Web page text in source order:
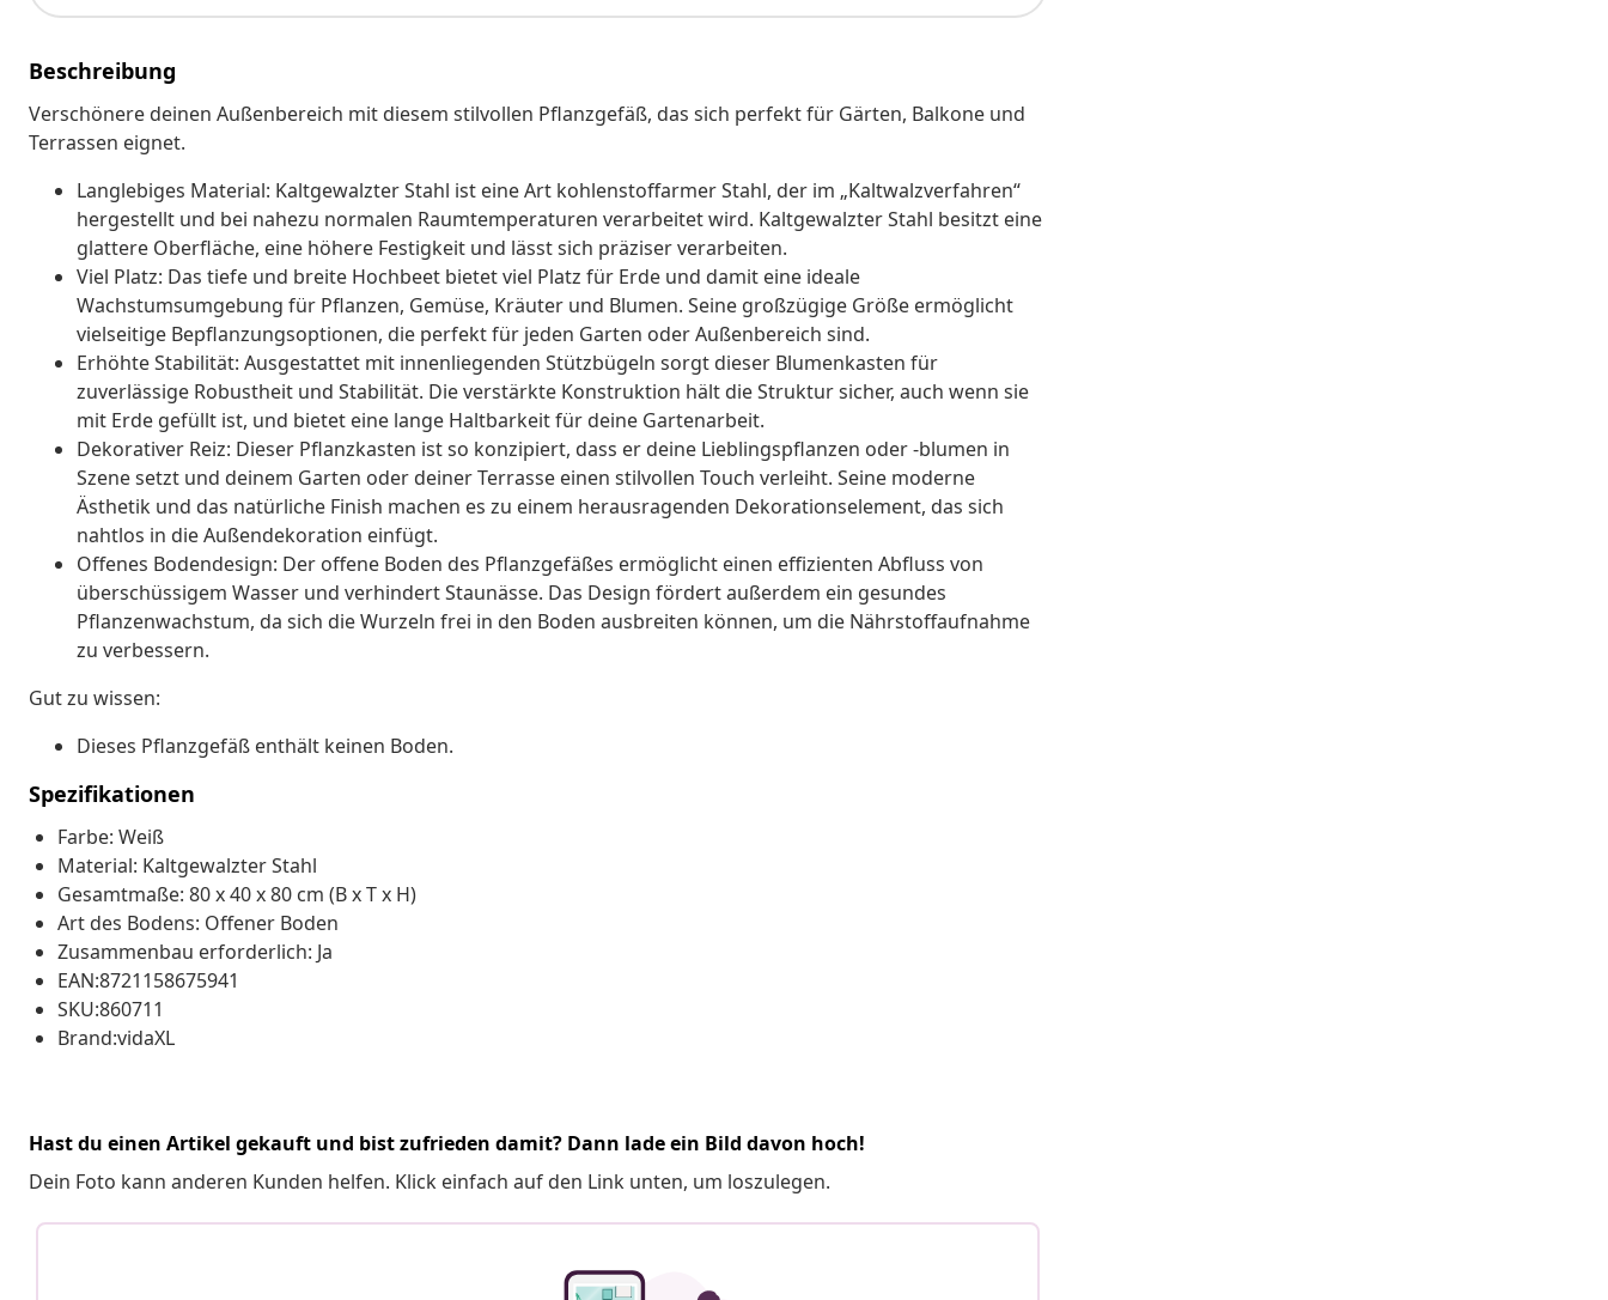
Beschreibung
Verschönere deinen Außenbereich mit diesem stilvollen Pflanzgefäß, das sich perfekt für Gärten, Balkone und
Terrassen eignet.
Langlebiges Material: Kaltgewalzter Stahl ist eine Art kohlenstoffarmer Stahl, der im „Kaltwalzverfahren“
hergestellt und bei nahezu normalen Raumtemperaturen verarbeitet wird. Kaltgewalzter Stahl besitzt eine
glattere Oberfläche, eine höhere Festigkeit und lässt sich präziser verarbeiten.
Viel Platz: Das tiefe und breite Hochbeet bietet viel Platz für Erde und damit eine ideale
Wachstumsumgebung für Pflanzen, Gemüse, Kräuter und Blumen. Seine großzügige Größe ermöglicht
vielseitige Bepflanzungsoptionen, die perfekt für jeden Garten oder Außenbereich sind.
Erhöhte Stabilität: Ausgestattet mit innenliegenden Stützbügeln sorgt dieser Blumenkasten für
zuverlässige Robustheit und Stabilität. Die verstärkte Konstruktion hält die Struktur sicher, auch wenn sie
mit Erde gefüllt ist, und bietet eine lange Haltbarkeit für deine Gartenarbeit.
Dekorativer Reiz: Dieser Pflanzkasten ist so konzipiert, dass er deine Lieblingspflanzen oder -blumen in
Szene setzt und deinem Garten oder deiner Terrasse einen stilvollen Touch verleiht. Seine moderne
Ästhetik und das natürliche Finish machen es zu einem herausragenden Dekorationselement, das sich
nahtlos in die Außendekoration einfügt.
Offenes Bodendesign: Der offene Boden des Pflanzgefäßes ermöglicht einen effizienten Abfluss von
überschüssigem Wasser und verhindert Staunässe. Das Design fördert außerdem ein gesundes
Pflanzenwachstum, da sich die Wurzeln frei in den Boden ausbreiten können, um die Nährstoffaufnahme
zu verbessern.
Gut zu wissen:
Dieses Pflanzgefäß enthält keinen Boden.
Spezifikationen
Farbe: Weiß
Material: Kaltgewalzter Stahl
Gesamtmaße: 80 x 40 x 80 cm (B x T x H)
Art des Bodens: Offener Boden
Zusammenbau erforderlich: Ja
EAN:8721158675941
SKU:860711
Brand:vidaXL
Hast du einen Artikel gekauft und bist zufrieden damit? Dann lade ein Bild davon hoch!
Dein Foto kann anderen Kunden helfen. Klick einfach auf den Link unten, um loszulegen.